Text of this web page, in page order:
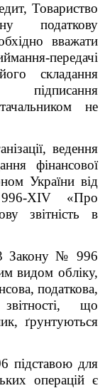
Товариство
податкову
вважати
передачі
складання
підписання
не
ведення
фінансової
України від
XIV «Про
звітність в
3 Закону № 996
видом обліку,
податкова,
що
ґрунтуються
підставою для
операцій є